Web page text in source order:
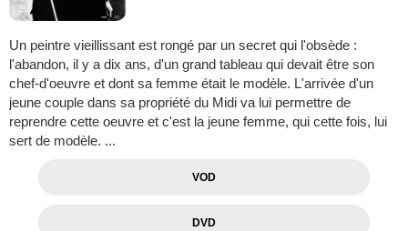
Un peintre vieillissant est rongé par un secret qui l'obsède :
l'abandon, il y a dix ans, d'un grand tableau qui devait être son
chef-d'oeuvre et dont sa femme était le modèle. L'arrivée d'un
jeune couple dans sa propriété du Midi va lui permettre de
reprendre cette oeuvre et c'est la jeune femme, qui cette fois, lui
sert de modèle. ...
VOD
DVD